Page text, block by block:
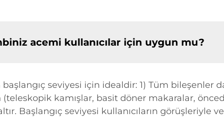
acemi kullanıcılar için uygun mu?
seviyesi için idealdir: 1) Tüm bileşenler
(teleskopik kamışlar, basit döner makaralar,
Başlangıç seviyesi kullanıcıların görüşleriyle